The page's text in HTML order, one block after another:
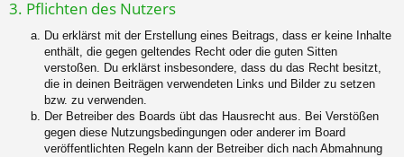
3. Pflichten des Nutzers
Du erklärst mit der Erstellung eines Beitrags, dass er keine Inhalte
enthält, die gegen geltendes Recht oder die guten Sitten
verstoßen. Du erklärst insbesondere, dass du das Recht besitzt,
die in deinen Beiträgen verwendeten Links und Bilder zu setzen
bzw. zu verwenden.
Der Betreiber des Boards übt das Hausrecht aus. Bei Verstößen
gegen diese Nutzungsbedingungen oder anderer im Board
veröffentlichten Regeln kann der Betreiber dich nach Abmahnung